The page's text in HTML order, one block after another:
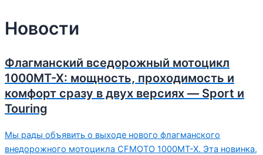
Новости
Флагманский вседорожный мотоцикл
1000MT-X: мощность, проходимость и
комфорт сразу в двух версиях — Sport и
Touring
Мы рады объявить о выходе нового флагманского
внедорожного мотоцикла CFMOTO 1000MT-X. Эта новинка,